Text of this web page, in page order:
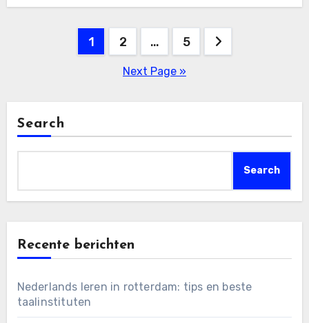
1 2 … 5
Next Page »
Search
Search
Recente berichten
Nederlands leren in rotterdam: tips en beste
taalinstituten